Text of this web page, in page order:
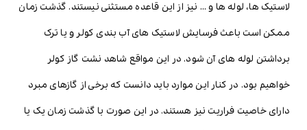
لاستیک ها، لوله ها و … نیز از این قاعده مستثنی نیستند. گذشت زمان
ممکن است باعث فرسایش لاستیک های آب بندی کولر و یا ترک
برداشتن لوله های آن شود. در این مواقع شاهد نشت گاز کولر
خواهیم بود. در کنار این موارد باید دانست که برخی از گازهای مبرد
دارای خاصیت فراریت نیز هستند. در این صورت با گذشت زمان یک یا